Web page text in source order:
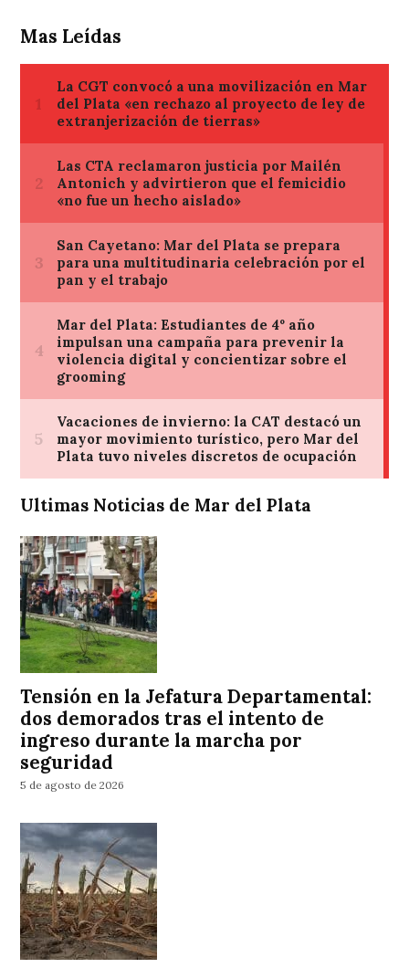
Mas Leídas
Ultimas Noticias de Mar del Plata
Tensión en la Jefatura Departamental:
dos demorados tras el intento de
ingreso durante la marcha por
seguridad
5 de agosto de 2026